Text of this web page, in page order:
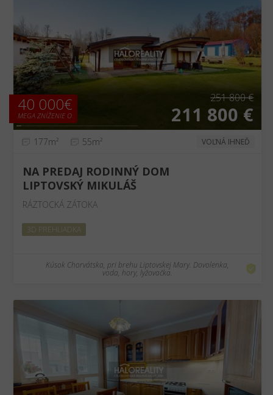
❮ ❯
40 000€
MEGA ZNÍŽENIE O
251 800 €
211 800 €
177m² 55m² VOĽNÁ IHNEĎ
NA PREDAJ RODINNÝ DOM
LIPTOVSKÝ MIKULÁŠ
RÁZTOCKÁ ZÁTOKA
3D PREHLIADKA
Kúsok Chorvátska, pri brehu Liptovskej Mary. Dovolenka,
voda, hory, lyžovačka.
❮